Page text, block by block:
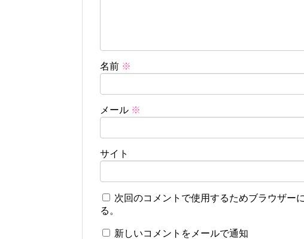
名前 ※
メール ※
サイト
次回のコメントで使用するためブラウザー
る。
新しいコメントをメールで通知